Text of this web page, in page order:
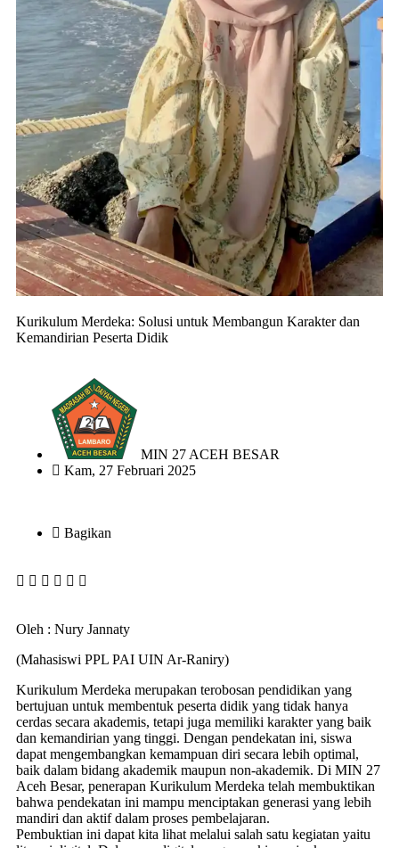
Kurikulum Merdeka: Solusi untuk Membangun Karakter dan
Kemandirian Peserta Didik
MIN 27 ACEH BESAR
Kam, 27 Februari 2025
Bagikan
Oleh : Nury Jannaty
(Mahasiswi PPL PAI UIN Ar-Raniry)
Kurikulum Merdeka merupakan terobosan pendidikan yang
bertujuan untuk membentuk peserta didik yang tidak hanya
cerdas secara akademis, tetapi juga memiliki karakter yang baik
dan kemandirian yang tinggi. Dengan pendekatan ini, siswa
dapat mengembangkan kemampuan diri secara lebih optimal,
baik dalam bidang akademik maupun non-akademik. Di MIN 27
Aceh Besar, penerapan Kurikulum Merdeka telah membuktikan
bahwa pendekatan ini mampu menciptakan generasi yang lebih
mandiri dan aktif dalam proses pembelajaran.
Pembuktian ini dapat kita lihat melalui salah satu kegiatan yaitu